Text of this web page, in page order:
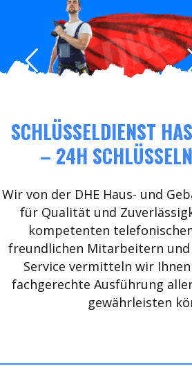
SCHLÜSSELDIENST
– 24H
Wir von der DHE Haus- und
für Qualität und
kompetenten
freundlichen Mitarbeitern und
Service vermitteln wir
fachgerechte Ausführung
gewährleisten